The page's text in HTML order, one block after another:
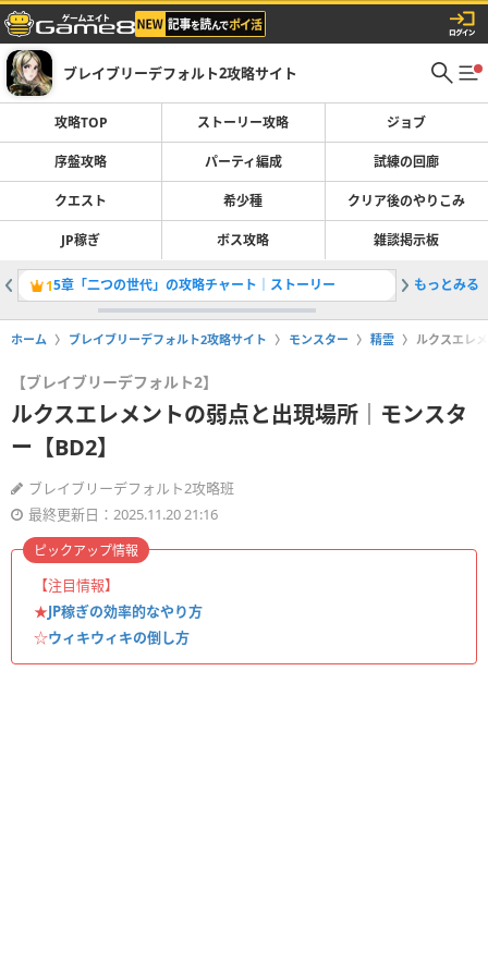
ブレイブリーデフォルト2攻略サイト
攻略TOP ストーリー攻略 ジョブ
序盤攻略 パーティ編成 試練の回廊
クエスト 希少種 クリア後のやりこみ
JP稼ぎ ボス攻略 雑談掲示板
15章「二つの世代」の攻略チャート｜ストーリー 2限界を
もっとみる
ホーム ブレイブリーデフォルト2攻略サイト モンスター 精霊 ルクスエレ
【ブレイブリーデフォルト2】
ルクスエレメントの弱点と出現場所｜モンスタ
ー【BD2】
ブレイブリーデフォルト2攻略班
最終更新日：2025.11.20 21:16
【注目情報】
★JP稼ぎの効率的なやり方
☆ウィキウィキの倒し方
ピックアップ情報